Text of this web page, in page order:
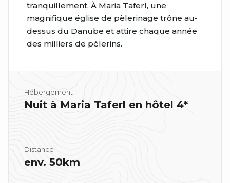
tranquillement. À Maria Taferl, une
magnifique église de pèlerinage trône au-
dessus du Danube et attire chaque année
des milliers de pèlerins.
Hébergement
Nuit à Maria Taferl en hôtel 4*
Distance
env. 50km